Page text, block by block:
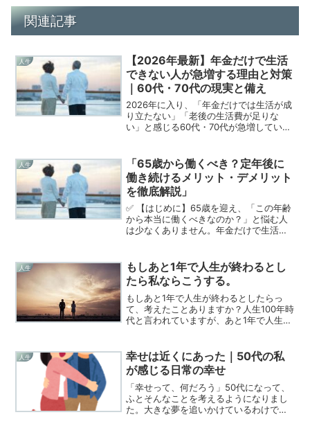
関連記事
人生
【2026年最新】年金だけで生活
できない人が急増する理由と対策
｜60代・70代の現実と備え
2026年に入り、「年金だけでは生活が成
り立たない」「老後の生活費が足りな
い」と感じる60代・70代が急増していま
本記事では、なぜ2026年にこの問題が深
刻化して...
人生
「65歳から働くべき？定年後に
働き続けるメリット・デメリット
を徹底解説」
✅ 【はじめに】65歳を迎え、「この年齢
から本当に働くべきなのか？」と悩む人
は少なくありません。年金だけで生活で
と、65歳から働くべきかは“お金・健康・
生活スタイル”の3...
人生
もしあと1年で人生が終わるとし
たら私ならこうする。
もしあと1年で人生が終わるとしたらっ
て、考えたことありますか？人生100年時
代と言われていますが、あと1年で人生が
る人生がもう少しで終わると知ったら、
残り1年どのように...
人生
幸せは近くにあった｜50代の私
が感じる日常の幸せ
「幸せって、何だろう」50代になって、
ふとそんなことを考えるようになりまし
た。大きな夢を追いかけているわけでも